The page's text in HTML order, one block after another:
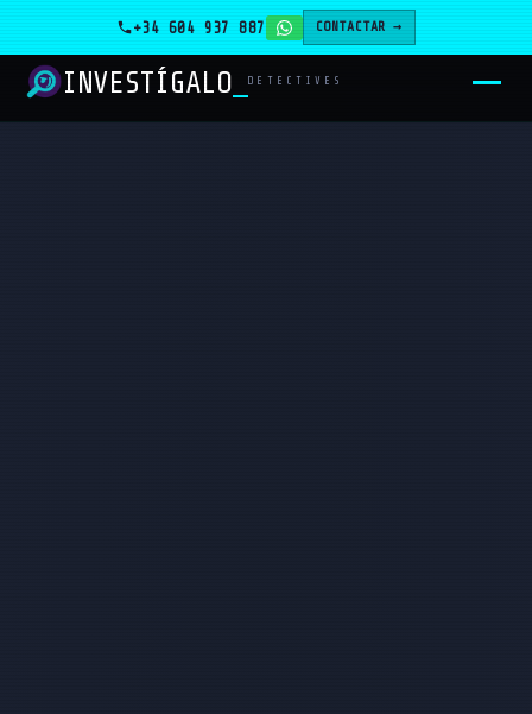
+34 604 937 887 CONTACTAR →
INVESTÍGALO DETECTIVES